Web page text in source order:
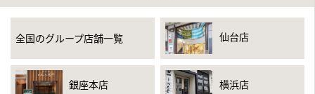
フジテレビ「世界の何だコレ！？ミステリーSP」
「インターネットでお宝探し！」のコーナー
2021年6月9日放送
全国のグループ店舗一覧 仙台店
銀座本店 横浜店